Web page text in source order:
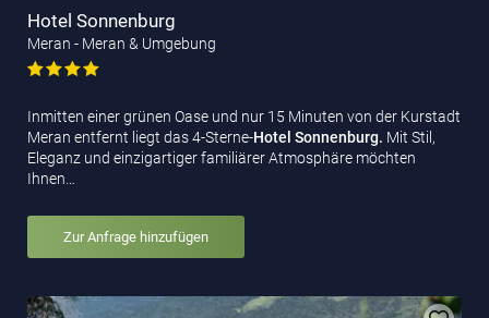
Hotel Sonnenburg
Meran - Meran & Umgebung
Inmitten einer grünen Oase und nur 15 Minuten von der Kurstadt
Meran entfernt liegt das 4-Sterne-Hotel Sonnenburg. Mit Stil,
Eleganz und einzigartiger familiärer Atmosphäre möchten
Ihnen…
Zur Anfrage hinzufügen